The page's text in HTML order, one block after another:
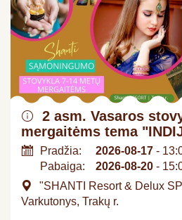
2 asm. Vasaros
mergaitėms tema
Pradžia: 2026-08-17 -
Pabaiga:
2026-08-20 -
"SHANTI Resort & Delux
Varkutonys, Trakų r.